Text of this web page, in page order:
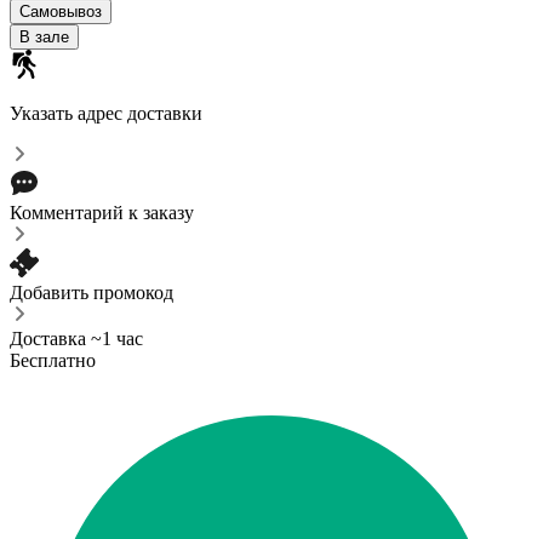
Самовывоз
В зале
Указать адрес доставки
Комментарий к заказу
Добавить промокод
Доставка ~1 час
Бесплатно